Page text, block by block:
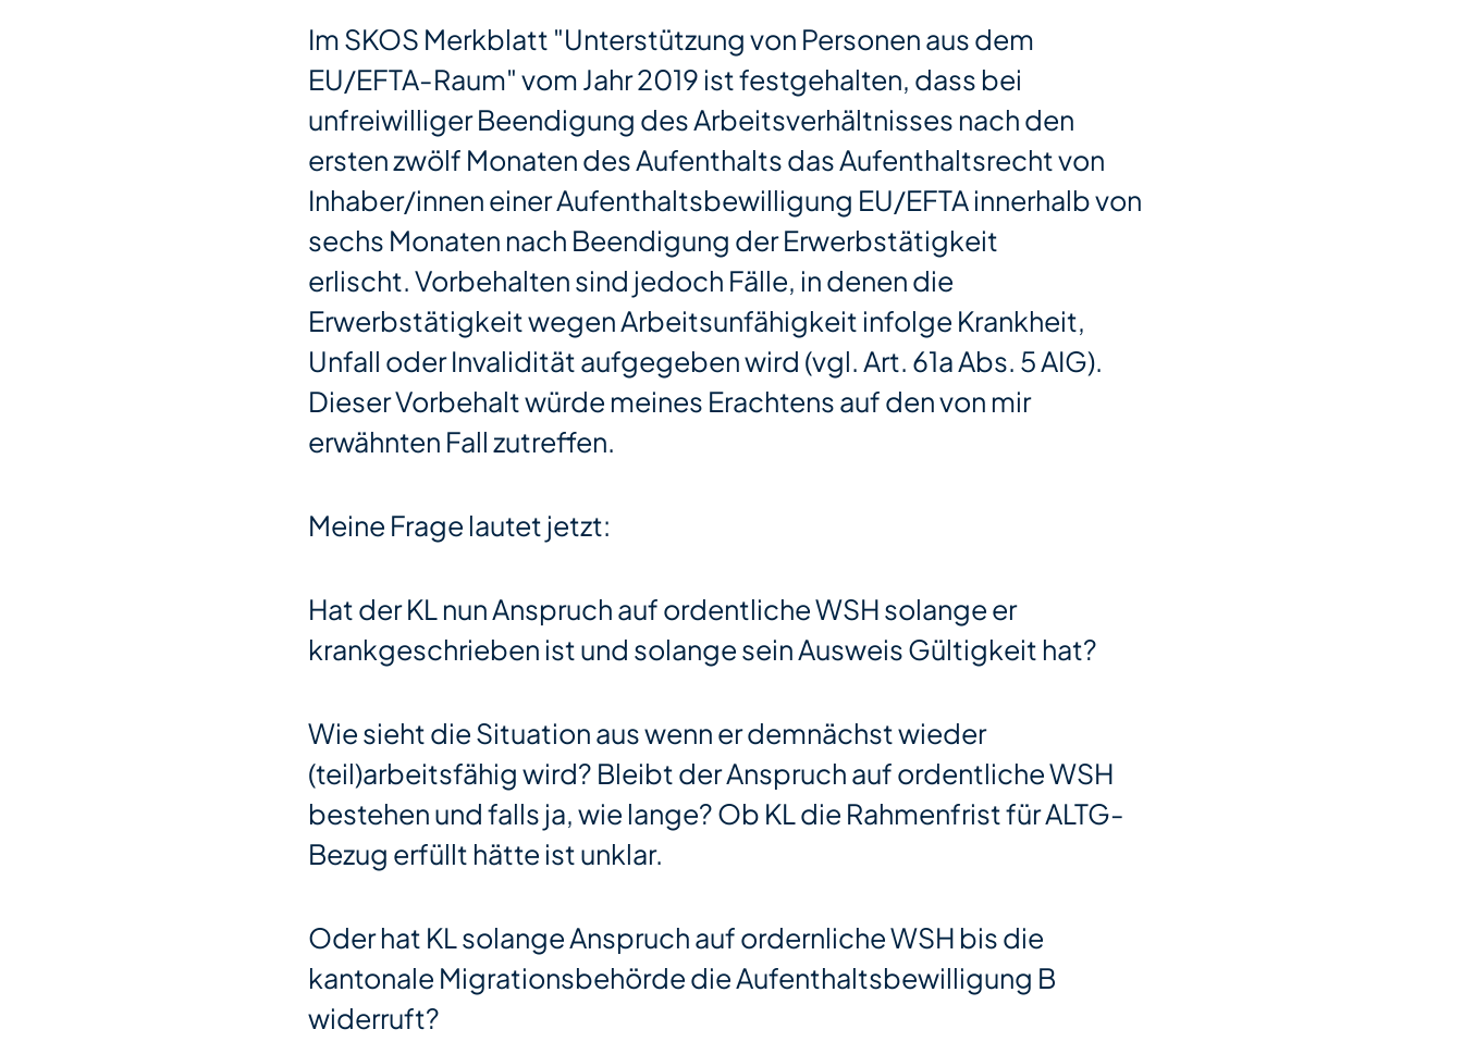
Im SKOS Merkblatt "Unterstützung von Personen aus dem
EU/EFTA-Raum" vom Jahr 2019 ist festgehalten, dass bei
unfreiwilliger Beendigung des Arbeitsverhältnisses nach den
ersten zwölf Monaten des Aufenthalts das Aufenthaltsrecht von
Inhaber/innen einer Aufenthaltsbewilligung EU/EFTA innerhalb von
sechs Monaten nach Beendigung der Erwerbstätigkeit
erlischt. Vorbehalten sind jedoch Fälle, in denen die
Erwerbstätigkeit wegen Arbeitsunfähigkeit infolge Krankheit,
Unfall oder Invalidität aufgegeben wird (vgl. Art. 61a Abs. 5 AIG).
Dieser Vorbehalt würde meines Erachtens auf den von mir
erwähnten Fall zutreffen.
Meine Frage lautet jetzt:
Hat der KL nun Anspruch auf ordentliche WSH solange er
krankgeschrieben ist und solange sein Ausweis Gültigkeit hat?
Wie sieht die Situation aus wenn er demnächst wieder
(teil)arbeitsfähig wird? Bleibt der Anspruch auf ordentliche WSH
bestehen und falls ja, wie lange? Ob KL die Rahmenfrist für ALTG-
Bezug erfüllt hätte ist unklar.
Oder hat KL solange Anspruch auf ordernliche WSH bis die
kantonale Migrationsbehörde die Aufenthaltsbewilligung B
widerruft?